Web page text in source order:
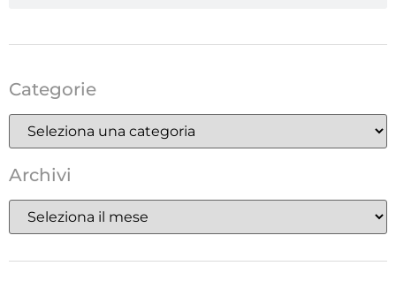
Categorie
Archivi